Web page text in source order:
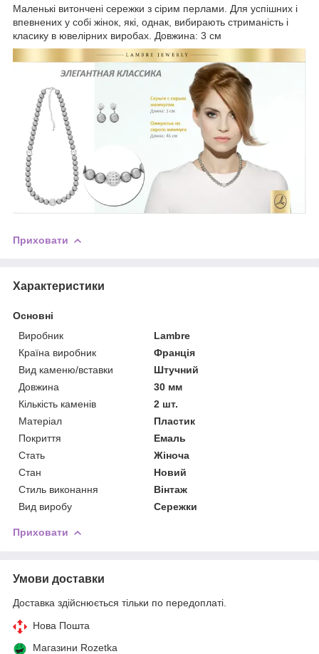
Маленькі витончені сережки з сірим перлами. Для успішних і
впевнених у собі жінок, які, однак, вибирають стриманість і
класику в ювелірних виробах. Довжина: 3 см
Приховати
Характеристики
Основні
Виробник
Lambre
Країна виробник
Франція
Вид каменю/вставки
Штучний
Довжина
30 мм
Кількість каменів
2 шт.
Матеріал
Пластик
Покриття
Емаль
Стать
Жіноча
Стан
Новий
Стиль виконання
Вінтаж
Вид виробу
Сережки
Приховати
Умови доставки
Доставка здійснюється тільки по передоплаті.
Нова Пошта
Магазини Rozetka